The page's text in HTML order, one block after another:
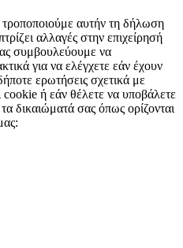
αυτήν τη δήλωση
αλλαγές στην επιχείρησή
συμβουλεύουμε να
για να ελέγχετε εάν έχουν
ερωτήσεις σχετικά με
ή εάν θέλετε να υποβάλετε
δικαιώματά σας όπως ορίζονται